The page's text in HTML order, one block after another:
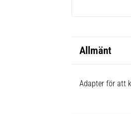
Allmänt
Adapter för att